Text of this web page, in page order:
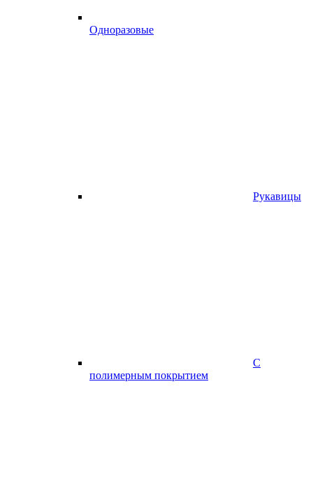
Одноразовые
Рукавицы
С
полимерным покрытием